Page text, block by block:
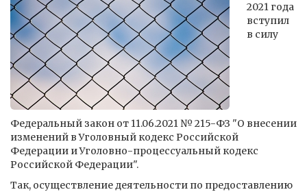
2021 года
вступил
в силу
Федеральный закон от 11.06.2021 № 215-ФЗ "О внесении
изменений в Уголовный кодекс Российской
Федерации и Уголовно-процессуальный кодекс
Российской Федерации".
Так, осуществление деятельности по предоставлению